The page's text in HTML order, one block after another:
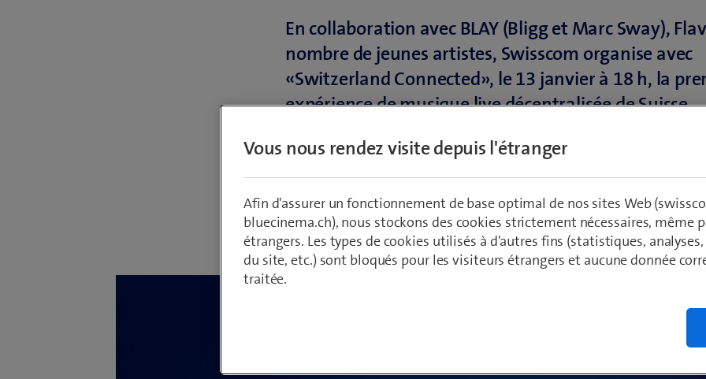
En collaboration avec BLAY (Bligg et Marc Sway),
nombre de jeunes artistes, Swisscom organise avec
«Switzerland Connected», le 13 janvier à 18 h, la
expérience de musique live décentralisée de Suisse.
via son réseau pour un moment exceptionnel.
ParArmin Schädeli
4 janvier 2021
Vous nous rendez visite depuis l'étranger
Afin d'assurer un fonctionnement de base optimal de nos sites Web
bluecinema.ch), nous stockons des cookies strictement nécessaires, même
étrangers. Les types de cookies utilisés à d'autres fins (statistiques,
du site, etc.) sont bloqués pour les visiteurs étrangers et aucune donnée
traitée.